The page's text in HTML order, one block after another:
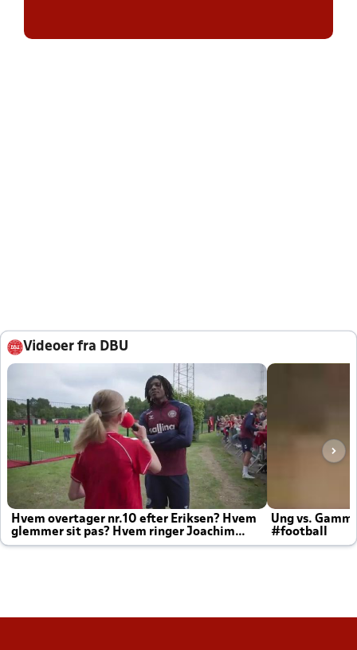
Videoer fra DBU
Hvem overtager nr.10 efter Eriksen? Hvem
glemmer sit pas? Hvem ringer Joachim
altid til efter kampe?
Ung vs.
#football